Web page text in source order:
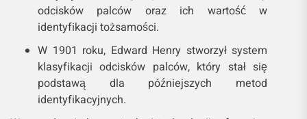
odcisków palców oraz ich wartość w
identyfikacji tożsamości.
W 1901 roku, Edward Henry stworzył system
klasyfikacji odcisków palców, który stał się
podstawą dla późniejszych metod
identyfikacyjnych.